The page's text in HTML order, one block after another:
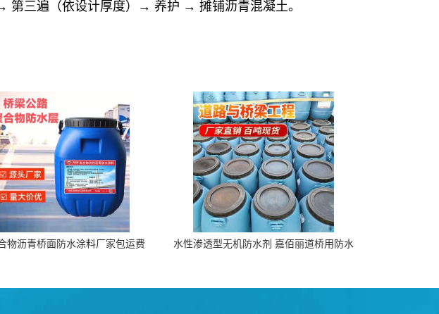
三遍（依设计厚度）→ 养护 → 摊铺沥青混凝土。
物沥青桥面防水涂料厂家包运费
水性渗透型无机防水剂 嘉佰丽道桥用防水